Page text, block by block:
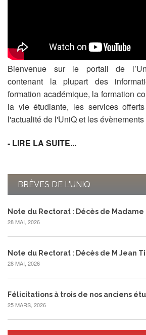
Bienvenue sur le portail de
contenant la plupart des
formation académique, la formation
la vie étudiante, les services
l'actualité de l'UniQ et les
- LIRE LA SUITE...
BRÈVES DE L'UNIQ
Note du Rectorat : Décès de Madame
28 MAI, 2026
Note du Rectorat : Décès de M Jean
28 MAI, 2026
Félicitations à trois de nos anciens
25 MARS, 2026